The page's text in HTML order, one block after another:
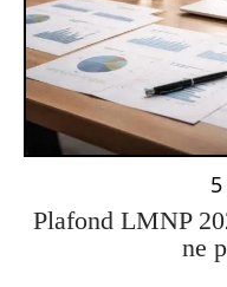
Plafond LMNP
ne